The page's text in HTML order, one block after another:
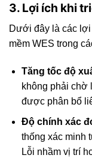
3. Lợi ích khi
Dưới đây là các
mềm WES trong
Tăng tốc độ
không phải chờ
được phân bổ
Độ chính xác
thống xác minh
Lỗi nhầm vị trí